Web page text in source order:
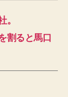
。
割ると馬口